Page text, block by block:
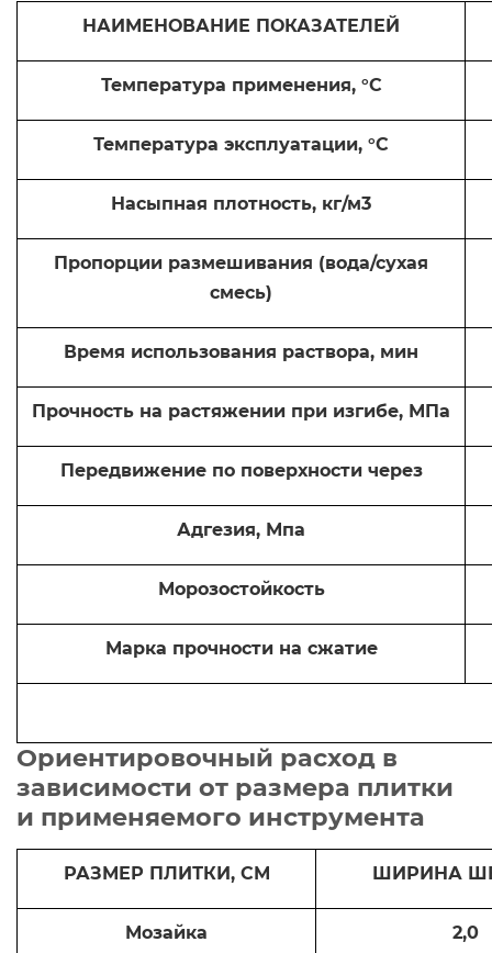
НАИМЕНОВАНИЕ ПОКАЗАТЕЛЕЙ
Температура применения, °С
Температура эксплуатации, °С
Насыпная плотность, кг/м3
Пропорции размешивания (вода/сухая
смесь)
Время использования раствора, мин
Прочность на растяжении при изгибе, МПа
Передвижение по поверхности через
Адгезия, Мпа
Морозостойкость
Марка прочности на сжатие
Ориентировочный расход в
зависимости от размера плитки
и применяемого инструмента
РАЗМЕР ПЛИТКИ, СМ ШИРИНА
Мозайка 2,0